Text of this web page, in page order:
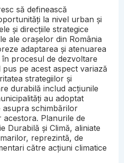
să definească
la nivel urban și
și direcțiile strategice
ale orașelor din România
adaptarea și atenuarea
procesul de dezvoltare
pe acest aspect variază
strategiilor și
durabilă includ acțiunile
au adoptat
asupra schimbărilor
acestora. Planurile de
Durabilă și Climă, aliniate
reprezintă, de
către acțiuni climatice